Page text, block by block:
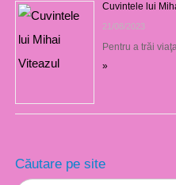
Cuvintele lui
21/08/2023
Pentru a trăi
»
Căutare pe site